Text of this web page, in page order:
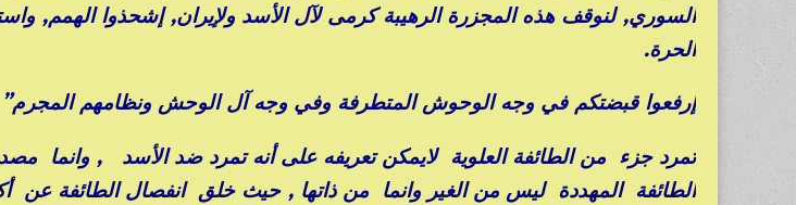
السوري, لنوقف هذه المجزرة الرهيبة كرمى لآل الأسد ولإيران, إشحذوا الهمم,
الحرة.
إرفعوا قبضتكم في وجه الوحوش المتطرفة وفي وجه آل الوحش ونظامهم المجرم”
تمرد جزء من الطائفة العلوية لايمكن تعريفه على أنه تمرد ضد الأسد , وانما
الطائفة المهددة ليس من الغير وانما من ذاتها , حيث خلق انفصال الطائفة عن